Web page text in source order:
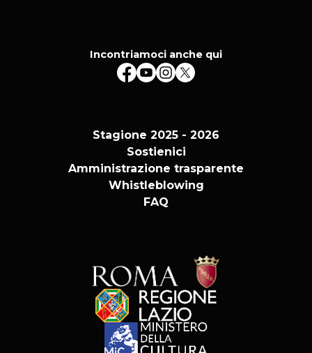
Incontriamoci anche qui
Stagione 2025 - 2026
Sostienici
Amministrazione trasparente
Whistleblowing
FAQ